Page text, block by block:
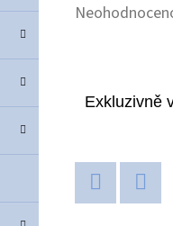
Průměrné
z
Exkluzivně